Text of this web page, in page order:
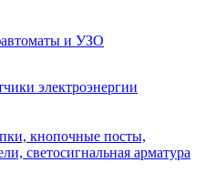
и УЗО
электроэнергии
кнопочные посты,
светосигнальная арматура